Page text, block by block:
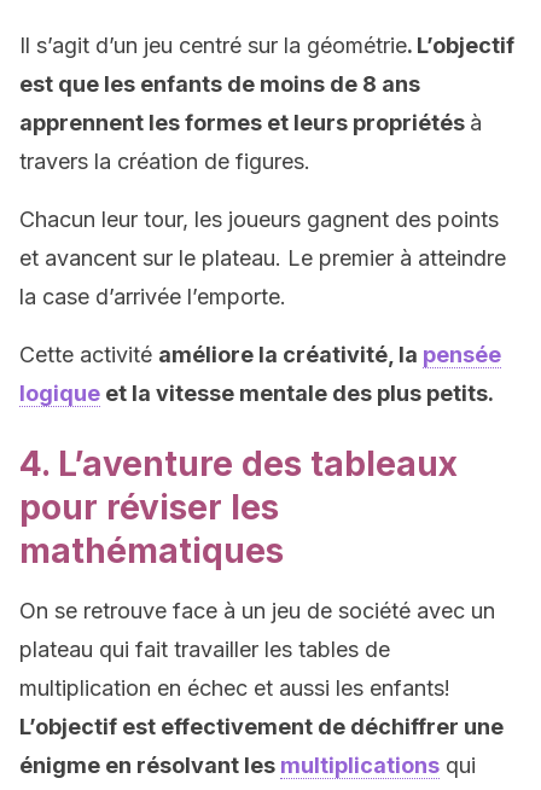
Il s’agit d’un jeu centré sur la géométrie. L’objectif
est que les enfants de moins de 8 ans
apprennent les formes et leurs propriétés à
travers la création de figures.
Chacun leur tour, les joueurs gagnent des points
et avancent sur le plateau. Le premier à atteindre
la case d’arrivée l’emporte.
Cette activité améliore la créativité, la pensée
logique et la vitesse mentale des plus petits.
4. L’aventure des tableaux
pour réviser les
mathématiques
On se retrouve face à un jeu de société avec un
plateau qui fait travailler les tables de
multiplication en échec et aussi les enfants!
L’objectif est effectivement de déchiffrer une
énigme en résolvant les multiplications qui